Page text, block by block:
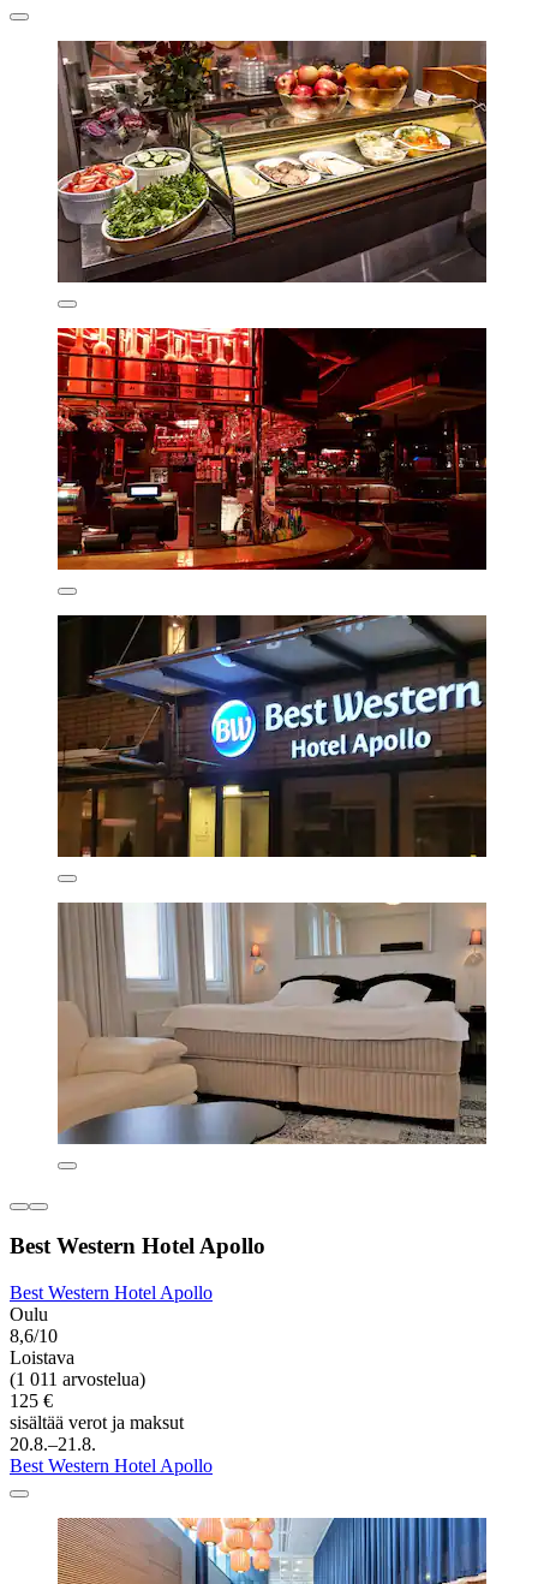
Best Western Hotel Apollo
Best Western Hotel Apollo
Oulu
8,6/10
Loistava
(1 011 arvostelua)
125 €
sisältää verot ja maksut
20.8.–21.8.
Best Western Hotel Apollo